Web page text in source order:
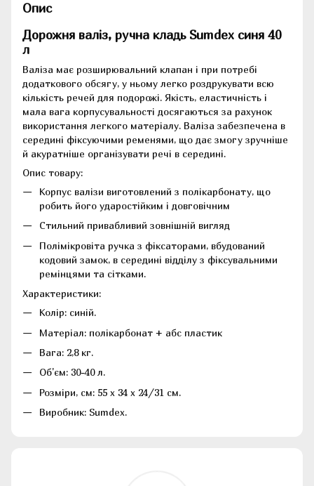
Опис
Дорожня валіз, ручна кладь Sumdex синя 40
л
Валіза має розширювальний клапан і при потребі
додаткового обсягу, у ньому легко роздрукувати всю
кількість речей для подорожі. Якість, еластичність і
мала вага корпусувальності досягаються за рахунок
використання легкого матеріалу. Валіза забезпечена в
середині фіксуючими ременями, що дає змогу зручніше
й акуратніше організувати речі в середині.
Опис товару:
Корпус валізи виготовлений з полікарбонату, що
робить його ударостійким і довговічним
Стильний привабливий зовнішній вигляд
Полімікровіта ручка з фіксаторами, вбудований
кодовий замок, в середині відділу з фіксувальними
ремінцями та сітками.
Характеристики:
Колір: синій.
Матеріал: полікарбонат + абс пластик
Вага: 2,8 кг.
Об'єм: 30-40 л.
Розміри, см: 55 x 34 x 24/31 см.
Виробник: Sumdex.